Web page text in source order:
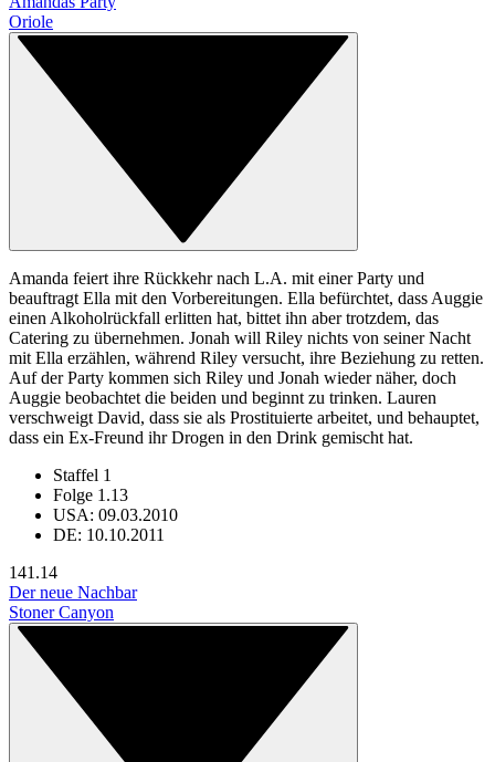
Oriole
Amanda feiert ihre Rückkehr nach L.A. mit einer Party und
beauftragt Ella mit den Vorbereitungen. Ella befürchtet, dass Auggie
einen Alkoholrückfall erlitten hat, bittet ihn aber trotzdem, das
Catering zu übernehmen. Jonah will Riley nichts von seiner Nacht
mit Ella erzählen, während Riley versucht, ihre Beziehung zu retten.
Auf der Party kommen sich Riley und Jonah wieder näher, doch
Auggie beobachtet die beiden und beginnt zu trinken. Lauren
verschweigt David, dass sie als Prostituierte arbeitet, und behauptet,
dass ein Ex-Freund ihr Drogen in den Drink gemischt hat.
Staffel 1
Folge 1.13
USA: 09.03.2010
DE: 10.10.2011
141.14
Der neue Nachbar
Stoner Canyon